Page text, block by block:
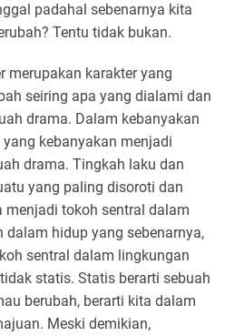
padahal sebenarnya kita
Tentu tidak bukan.
merupakan karakter yang
seiring apa yang dialami dan
drama. Dalam kebanyakan
kebanyakan menjadi
drama. Tingkah laku dan
yang paling disoroti dan
menjadi tokoh sentral dalam
hidup yang sebenarnya,
sentral dalam lingkungan
statis. Statis berarti sebuah
berubah, berarti kita dalam
Meski demikian,